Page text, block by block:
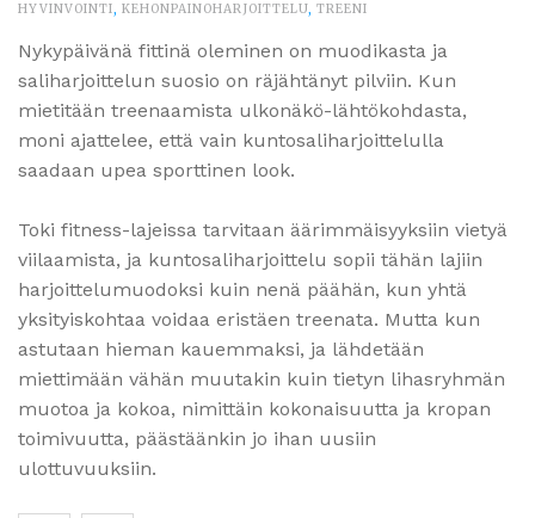
HYVINVOINTI, KEHONPAINOHARJOITTELU, TREENI
Nykypäivänä fittinä oleminen on muodikasta ja
saliharjoittelun suosio on räjähtänyt pilviin. Kun
mietitään treenaamista ulkonäkö-lähtökohdasta,
moni ajattelee, että vain kuntosaliharjoittelulla
saadaan upea sporttinen look.
Toki fitness-lajeissa tarvitaan äärimmäisyyksiin vietyä
viilaamista, ja kuntosaliharjoittelu sopii tähän lajiin
harjoittelumuodoksi kuin nenä päähän, kun yhtä
yksityiskohtaa voidaa eristäen treenata. Mutta kun
astutaan hieman kauemmaksi, ja lähdetään
miettimään vähän muutakin kuin tietyn lihasryhmän
muotoa ja kokoa, nimittäin kokonaisuutta ja kropan
toimivuutta, päästäänkin jo ihan uusiin
ulottuvuuksiin.